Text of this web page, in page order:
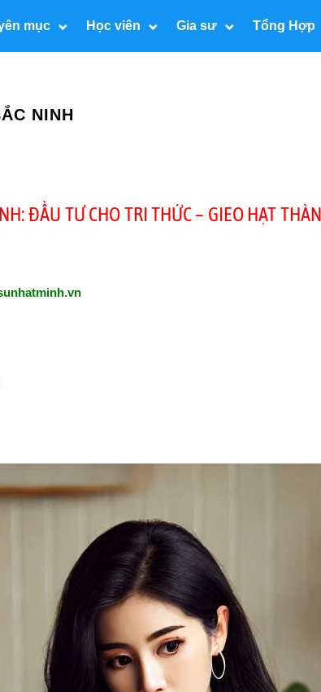
mục Học viên Gia sư Tổng Hợp
NINH
ĐẦU TƯ CHO TRI THỨC – GIEO HẠT